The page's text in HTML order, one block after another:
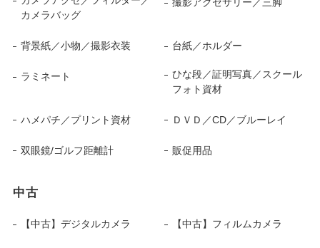
カメラバッグ
背景紙／小物／撮影衣装 台紙／ホルダー
ラミネート
ひな段／証明写真／スクール
フォト資材
ハメパチ／プリント資材 ＤＶＤ／CD／ブルーレイ
双眼鏡/ゴルフ距離計 販促用品
中古
【中古】デジタルカメラ 【中古】フィルムカメラ